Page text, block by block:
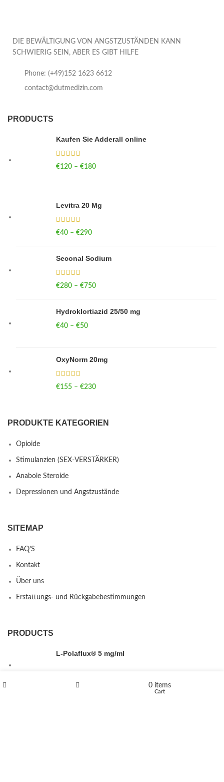
DIE BEWÄLTIGUNG VON ANGSTZUSTÄNDEN KANN
SCHWIERIG SEIN, ABER ES GIBT HILFE
Phone: (+49)152 1623 6612
contact@dutmedizin.com
PRODUCTS
Kaufen Sie Adderall online
€120 – €180
Levitra 20 Mg
€40 – €290
Seconal Sodium
€280 – €750
Hydroklortiazid 25/50 mg
€40 – €50
OxyNorm 20mg
€155 – €230
PRODUKTE KATEGORIEN
Opioide
Stimulanzien (SEX-VERSTÄRKER)
Anabole Steroide
Depressionen und Angstzustände
SITEMAP
FAQ’S
Kontakt
Über uns
Erstattungs- und Rückgabebestimmungen
PRODUCTS
L-Polaflux® 5 mg/ml
0 items
Cart